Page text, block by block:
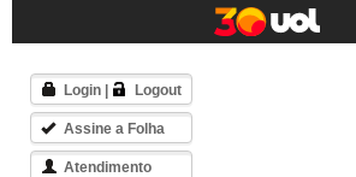
Login Logout
Assine a Folha
Atendimento